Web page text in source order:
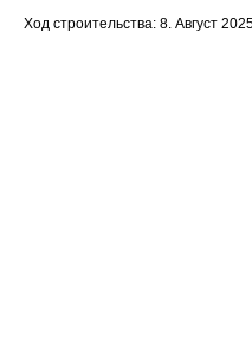
Ход строительства: 8. Август